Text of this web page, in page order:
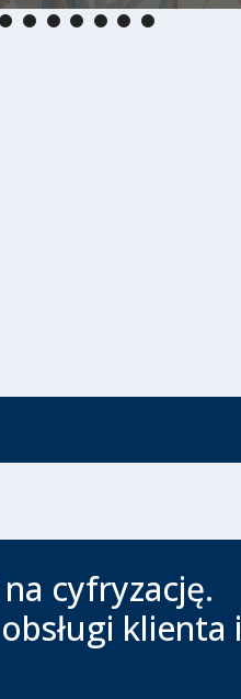
cyfryzację.
klienta i